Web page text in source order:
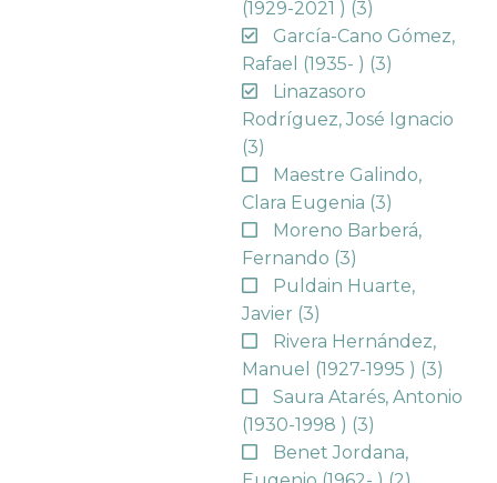
(1929-2021 ) (3)
García-Cano Gómez,
Rafael (1935- ) (3)
Linazasoro
Rodríguez, José Ignacio
(3)
Maestre Galindo,
Clara Eugenia (3)
Moreno Barberá,
Fernando (3)
Puldain Huarte,
Javier (3)
Rivera Hernández,
Manuel (1927-1995 ) (3)
Saura Atarés, Antonio
(1930-1998 ) (3)
Benet Jordana,